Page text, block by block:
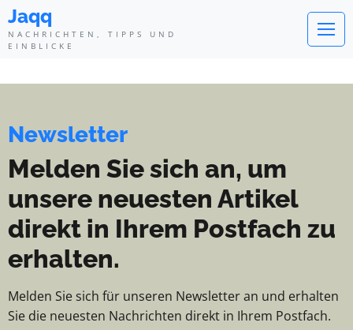
Jaqq - Nachrichten, Tipps und
Jaqq
NACHRICHTEN, TIPPS UND
EINBLICKE
Newsletter
Melden Sie sich an, um
unsere neuesten Artikel
direkt in Ihrem Postfach zu
erhalten.
Melden Sie sich für unseren Newsletter an und erhalten
Sie die neuesten Nachrichten direkt in Ihrem Postfach.